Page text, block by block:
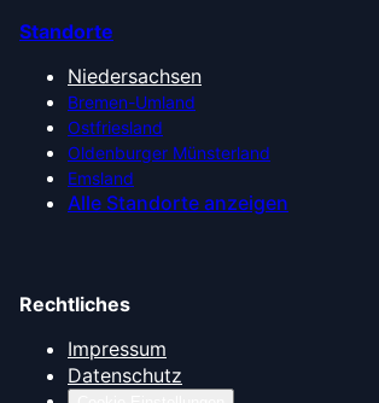
Standorte
Niedersachsen
Bremen-Umland
Ostfriesland
Oldenburger Münsterland
Emsland
Alle Standorte anzeigen
Rechtliches
Impressum
Datenschutz